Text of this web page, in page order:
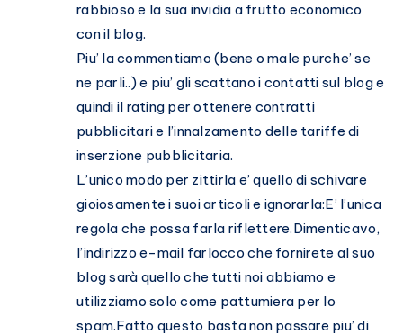
rabbioso e la sua invidia a frutto economico
con il blog.
Piu’ la commentiamo (bene o male purche’ se
ne parli..) e piu’ gli scattano i contatti sul blog e
quindi il rating per ottenere contratti
pubblicitari e l’innalzamento delle tariffe di
inserzione pubblicitaria.
L’unico modo per zittirla e’ quello di schivare
gioiosamente i suoi articoli e ignorarla:E’ l’unica
regola che possa farla riflettere.Dimenticavo,
l’indirizzo e-mail farlocco che fornirete al suo
blog sarà quello che tutti noi abbiamo e
utilizziamo solo come pattumiera per lo
spam.Fatto questo basta non passare piu’ di